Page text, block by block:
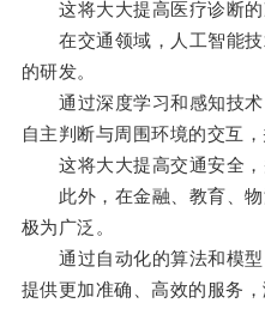
这将大大提高医疗诊断的
在交通领域，人工智能技
的研发。
通过深度学习和感知技术
自主判断与周围环境的交互
这将大大提高交通安全，
此外，在金融、教育、物
极为广泛。
通过自动化的算法和模型
提供更加准确、高效的服务